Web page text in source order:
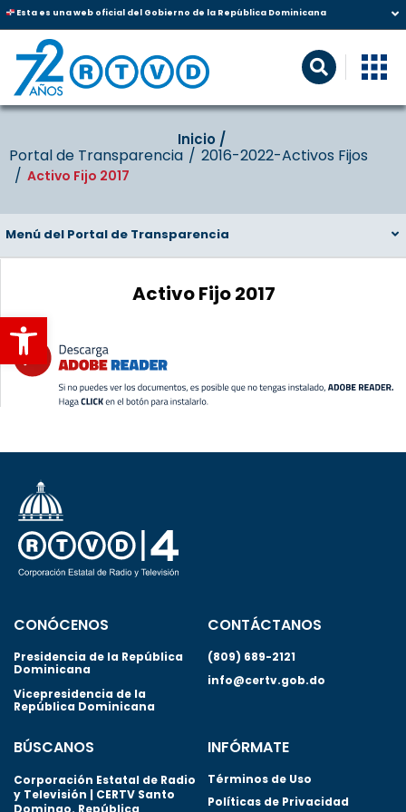
Abrir barra de herramientas
Esta es una web oficial del Gobierno de la República Dominicana
Inicio‎‎ /‎ ‎
Portal de Transparencia 2016-2022-Activos Fijos
Activo Fijo 2017
Menú del Portal de Transparencia
Activo Fijo 2017
CONÓCENOS
Presidencia de la República
Dominicana
Vicepresidencia de la
República Dominicana
CONTÁCTANOS
(809) 689-2121
info@certv.gob.do
BÚSCANOS
Corporación Estatal de Radio
y Televisión | CERTV Santo
Domingo. República
INFÓRMATE
Términos de Uso
Políticas de Privacidad